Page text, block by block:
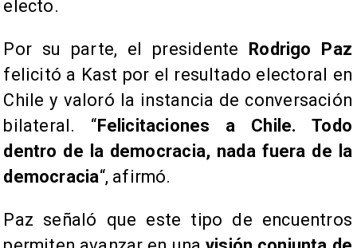
electo.
Por su parte, el presidente Rodrigo Paz
felicitó a Kast por el resultado electoral en
Chile y valoró la instancia de conversación
bilateral. “Felicitaciones a Chile. Todo
dentro de la democracia, nada fuera de la
democracia“, afirmó.
Paz señaló que este tipo de encuentros